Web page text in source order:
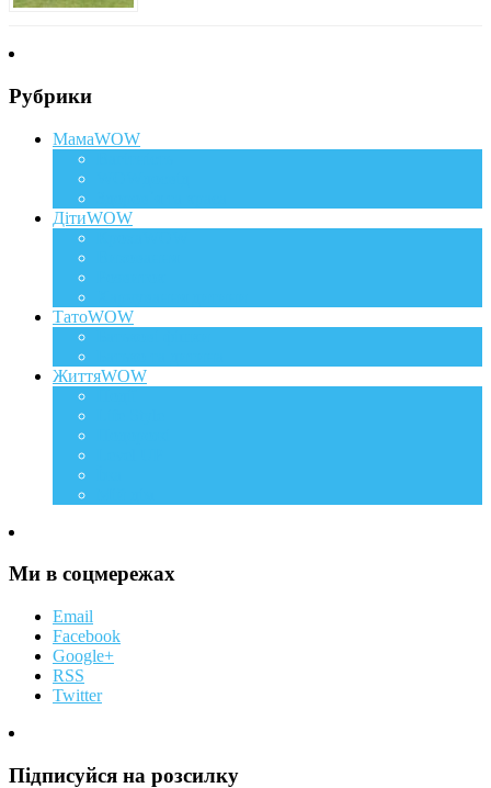
Рубрики
МамаWOW
ДітиWOW
ТатоWOW
ЖиттяWOW
Ми в соцмережах
Email
Facebook
Google+
RSS
Twitter
Підписуйся на розсилку